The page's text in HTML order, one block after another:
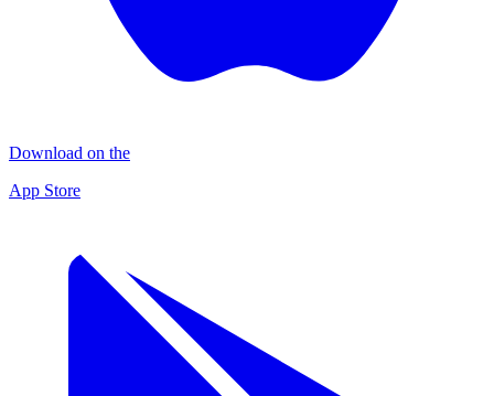
Download on the
App Store